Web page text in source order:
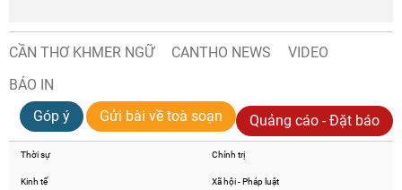
CẦN THƠ KHMER NGỮ CANTHO NEWS
VIDEO
BÁO IN
Góp ý
Gửi bài về toà soạn Quảng cáo - Đặt báo
Thời sự Chính trị
Kinh tế Xã hội - Pháp luật